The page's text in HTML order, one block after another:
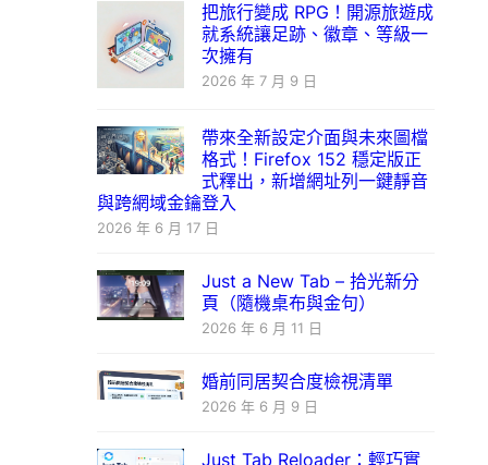
把旅行變成 RPG！開源旅遊成
就系統讓足跡、徽章、等級一
次擁有
2026 年 7 月 9 日
帶來全新設定介面與未來圖檔
格式！Firefox 152 穩定版正
式釋出，新增網址列一鍵靜音
與跨網域金鑰登入
2026 年 6 月 17 日
Just a New Tab – 拾光新分
頁（隨機桌布與金句）
2026 年 6 月 11 日
婚前同居契合度檢視清單
2026 年 6 月 9 日
Just Tab Reloader：輕巧實